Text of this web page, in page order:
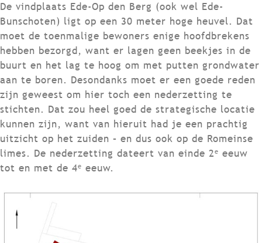
De vindplaats Ede-Op den Berg (ook wel Ede-
Bunschoten) ligt op een 30 meter hoge heuvel. Dat
moet de toenmalige bewoners enige hoofdbrekens
hebben bezorgd, want er lagen geen beekjes in de
buurt en het lag te hoog om met putten grondwater
aan te boren. Desondanks moet er een goede reden
zijn geweest om hier toch een nederzetting te
stichten. Dat zou heel goed de strategische locatie
kunnen zijn, want van hieruit had je een prachtig
uitzicht op het zuiden – en dus ook op de Romeinse
limes. De nederzetting dateert van einde 2e eeuw
tot en met de 4e eeuw.